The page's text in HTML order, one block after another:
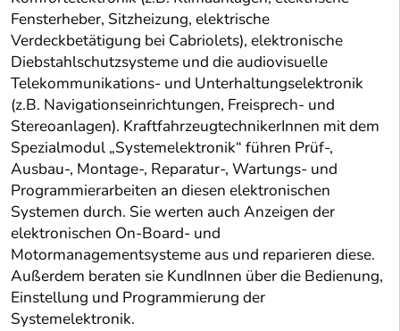
Fensterheber, Sitzheizung, elektrische
Verdeckbetätigung bei Cabriolets), elektronische
Diebstahlschutzsysteme und die audiovisuelle
Telekommunikations- und Unterhaltungselektronik
(z.B. Navigationseinrichtungen, Freisprech- und
Stereoanlagen). KraftfahrzeugtechnikerInnen mit dem
Spezialmodul „Systemelektronik“ führen Prüf-,
Ausbau-, Montage-, Reparatur-, Wartungs- und
Programmierarbeiten an diesen elektronischen
Systemen durch. Sie werten auch Anzeigen der
elektronischen On-Board- und
Motormanagementsysteme aus und reparieren diese.
Außerdem beraten sie KundInnen über die Bedienung,
Einstellung und Programmierung der
Systemelektronik.